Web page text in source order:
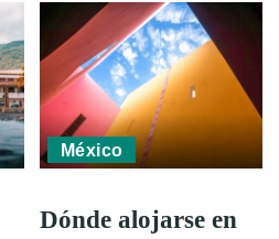
México
Dónde alojarse en